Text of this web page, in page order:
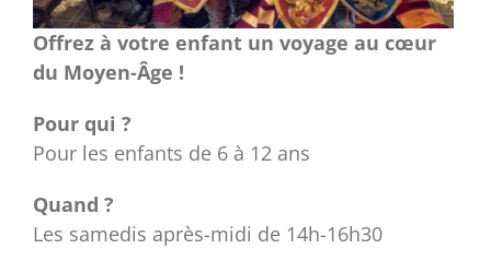
Offrez à votre enfant un voyage au cœur
du Moyen-Âge !
Pour qui ?
Pour les enfants de 6 à 12 ans
Quand ?
Les samedis après-midi de 14h-16h30